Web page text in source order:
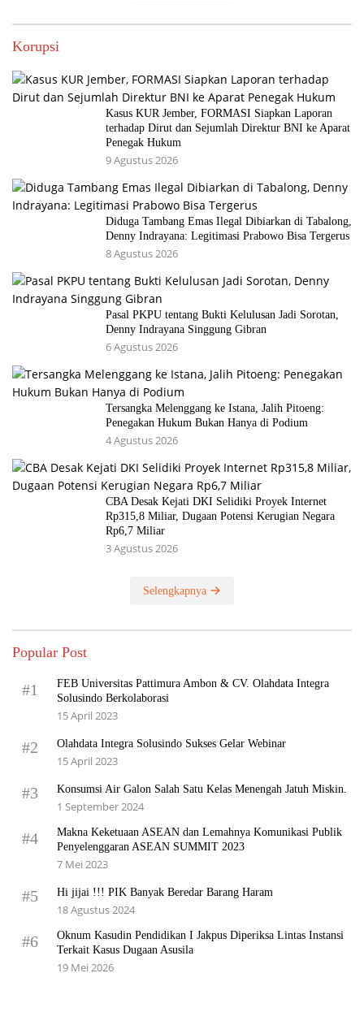
Korupsi
Kasus KUR Jember, FORMASI Siapkan Laporan
terhadap Dirut dan Sejumlah Direktur BNI ke Aparat
Penegak Hukum
9 Agustus 2026
Diduga Tambang Emas Ilegal Dibiarkan di Tabalong,
Denny Indrayana: Legitimasi Prabowo Bisa Tergerus
8 Agustus 2026
Pasal PKPU tentang Bukti Kelulusan Jadi Sorotan,
Denny Indrayana Singgung Gibran
6 Agustus 2026
Tersangka Melenggang ke Istana, Jalih Pitoeng:
Penegakan Hukum Bukan Hanya di Podium
4 Agustus 2026
CBA Desak Kejati DKI Selidiki Proyek Internet
Rp315,8 Miliar, Dugaan Potensi Kerugian Negara
Rp6,7 Miliar
3 Agustus 2026
Selengkapnya
Popular Post
#1
FEB Universitas Pattimura Ambon & CV. Olahdata Integra
Solusindo Berkolaborasi
15 April 2023
#2 Olahdata Integra Solusindo Sukses Gelar Webinar
15 April 2023
#3 Konsumsi Air Galon Salah Satu Kelas Menengah Jatuh Miskin.
1 September 2024
#4
Makna Keketuaan ASEAN dan Lemahnya Komunikasi Publik
Penyelenggaran ASEAN SUMMIT 2023
7 Mei 2023
#5 Hi jijai !!! PIK Banyak Beredar Barang Haram
18 Agustus 2024
#6
Oknum Kasudin Pendidikan I Jakpus Diperiksa Lintas Instansi
Terkait Kasus Dugaan Asusila
19 Mei 2026